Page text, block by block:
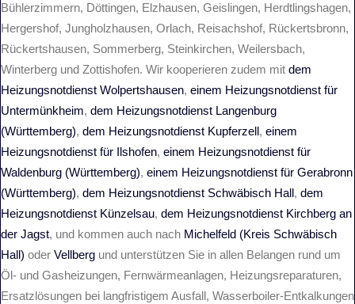
Bühlerzimmern, Döttingen, Elzhausen, Geislingen, Herdtlingshagen,
Hergershof, Jungholzhausen, Orlach, Reisachshof, Rückertsbronn,
Rückertshausen, Sommerberg, Steinkirchen, Weilersbach,
Winterberg und Zottishofen. Wir kooperieren zudem mit dem
Heizungsnotdienst Wolpertshausen, einem Heizungsnotdienst für
Untermünkheim, dem Heizungsnotdienst Langenburg
(Württemberg), dem Heizungsnotdienst Kupferzell, einem
Heizungsnotdienst für Ilshofen, einem Heizungsnotdienst für
Waldenburg (Württemberg), einem Heizungsnotdienst für Gerabronn
(Württemberg), dem Heizungsnotdienst Schwäbisch Hall, dem
Heizungsnotdienst Künzelsau, dem Heizungsnotdienst Kirchberg an
der Jagst, und kommen auch nach Michelfeld (Kreis Schwäbisch
Hall) oder Vellberg und unterstützen Sie in allen Belangen rund um
Öl- und Gasheizungen, Fernwärmeanlagen, Heizungsreparaturen,
Ersatzlösungen bei langfristigem Ausfall, Wasserboiler-Entkalkungen